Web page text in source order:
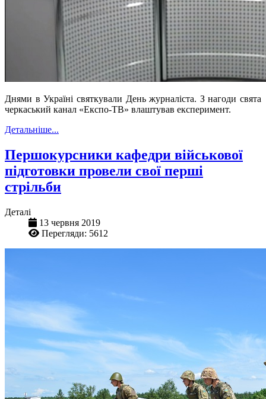
Днями в Україні святкували День журналіста. З нагоди свята
черкаський канал «Експо-ТВ» влаштував експеримент.
Детальніше...
Першокурсники кафедри військової
підготовки провели свої перші
стрільби
Деталі
13 червня 2019
Перегляди: 5612